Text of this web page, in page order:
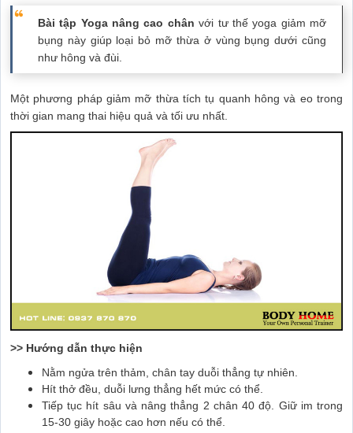
Bài tập Yoga nâng cao chân với tư thế yoga giảm mỡ
bụng này giúp loại bỏ mỡ thừa ở vùng bụng dưới cũng
như hông và đùi.
Một phương pháp giảm mỡ thừa tích tụ quanh hông và eo trong
thời gian mang thai hiệu quả và tối ưu nhất.
>> Hướng dẫn thực hiện
Nằm ngửa trên thảm, chân tay duỗi thẳng tự nhiên.
Hít thở đều, duỗi lưng thẳng hết mức có thể.
Tiếp tục hít sâu và nâng thẳng 2 chân 40 độ. Giữ im trong
15-30 giây hoặc cao hơn nếu có thể.